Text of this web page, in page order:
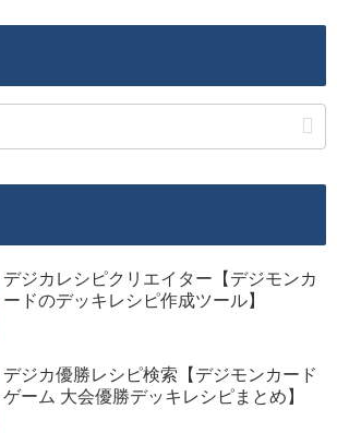
デジカレシピクリエイター【デジモンカ
ードのデッキレシピ作成ツール】
デジカ優勝レシピ検索【デジモンカード
ゲーム 大会優勝デッキレシピまとめ】